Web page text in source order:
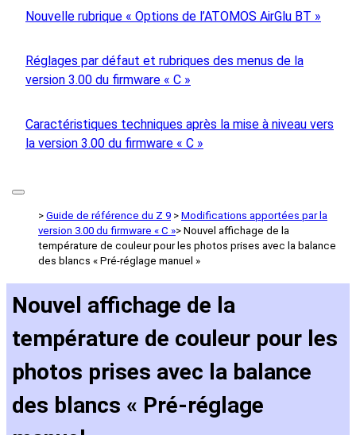
Nouvelle rubrique « Options de l’ATOMOS AirGlu BT »
Réglages par défaut et rubriques des menus de la
version 3.00 du firmware « C »
Caractéristiques techniques après la mise à niveau vers
la version 3.00 du firmware « C »
Guide de référence du Z 9
Modifications apportées par la
version 3.00 du firmware « C »
Nouvel affichage de la
température de couleur pour les photos prises avec la balance
des blancs « Pré-réglage manuel »
Nouvel affichage de la
température de couleur pour les
photos prises avec la balance
des blancs « Pré-réglage